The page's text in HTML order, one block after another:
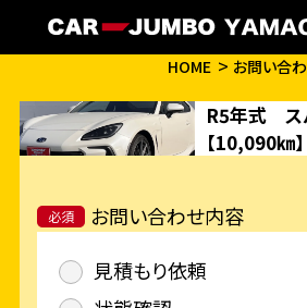
HOME お問い合
R5年式
【10,090
必須
お問い合わせ内容
見積もり依頼